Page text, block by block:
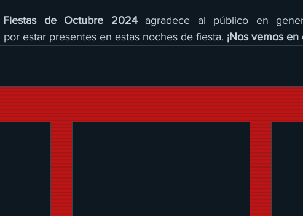
Fiestas de Octubre 2024 agradece al público en
estar presentes en estas noches de fiesta. ¡Nos vemos